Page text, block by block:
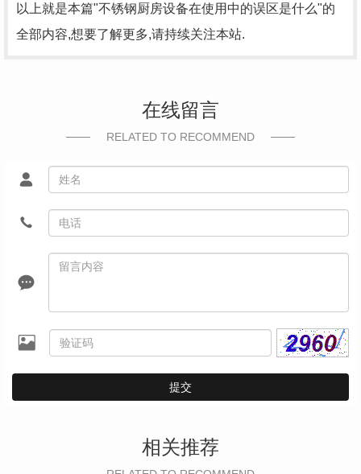
以上就是本篇"不锈钢厨房设备在使用中的误区是什么"的
全部内容,想要了解更多,请持续关注本站.
在线留言
RELATED TO RECOMMEND
提交
相关推荐